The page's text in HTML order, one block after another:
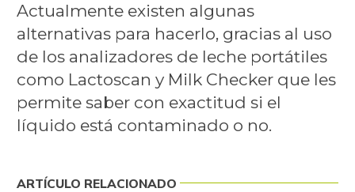
Actualmente existen algunas
alternativas para hacerlo, gracias al uso
de los analizadores de leche portátiles
como Lactoscan y Milk Checker que les
permite saber con exactitud si el
líquido está contaminado o no.
ARTÍCULO RELACIONADO